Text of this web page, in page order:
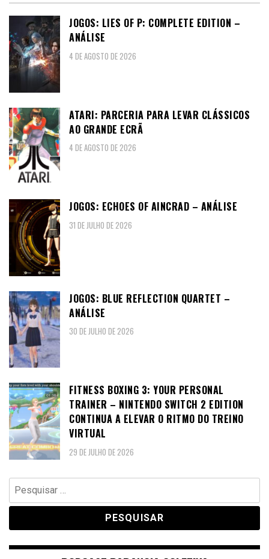
JOGOS: LIES OF P: COMPLETE EDITION –
ANÁLISE
4 DE AGOSTO DE 2026
ATARI: PARCERIA PARA LEVAR CLÁSSICOS
AO GRANDE ECRÃ
4 DE AGOSTO DE 2026
JOGOS: ECHOES OF AINCRAD – ANÁLISE
31 DE JULHO DE 2026
JOGOS: BLUE REFLECTION QUARTET –
ANÁLISE
30 DE JULHO DE 2026
FITNESS BOXING 3: YOUR PERSONAL
TRAINER – NINTENDO SWITCH 2 EDITION
CONTINUA A ELEVAR O RITMO DO TREINO
VIRTUAL
29 DE JULHO DE 2026
Pesquisar
por: